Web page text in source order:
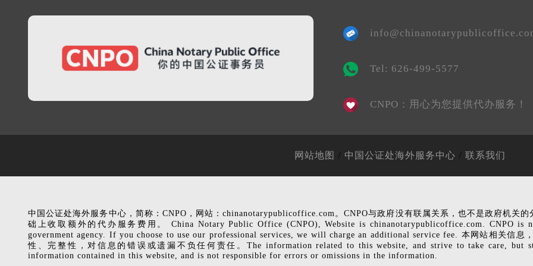
Tel: 626-499-5577
CNPO：用心为您提供代办服务！
网站地图 / 中国公证处海外服务中心 / 联系我们
中国公证处海外服务中心，简称：CNPO，网站：chinanotarypublicoffice.com。CNPO与政府没有联属关系，也不是政府机关
础上收取额外的代办服务费用。 China Notary Public Office (CNPO), Website is chinanotarypublicoffice.com. CNPO
government agency. If you choose to use our professional services, we will charge an additional service fee. 本网站相关信
性、完整性，对信息的错误或遗漏不负任何责任。The information related to this website, and strive to take care, but
information contained in this website, and is not responsible for errors or omissions in the information.